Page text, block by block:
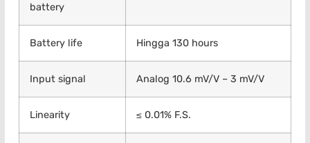
battery
Battery life Hingga 130 hours
Input signal Analog 10.6 mV/V – 3 mV/V
Linearity ≤ 0.01% F.S.